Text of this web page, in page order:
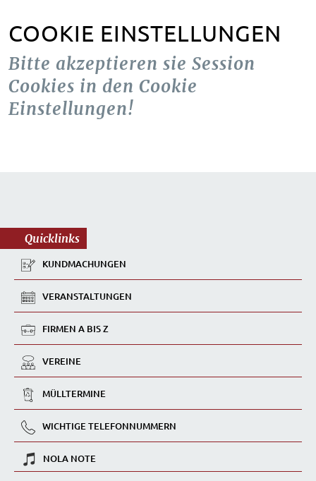
COOKIE EINSTELLUNGEN
Bitte akzeptieren sie Session
Cookies in den Cookie
Einstellungen!
Quicklinks
KUNDMACHUNGEN
VERANSTALTUNGEN
FIRMEN A BIS Z
VEREINE
MÜLLTERMINE
WICHTIGE TELEFONNUMMERN
NOLA NOTE